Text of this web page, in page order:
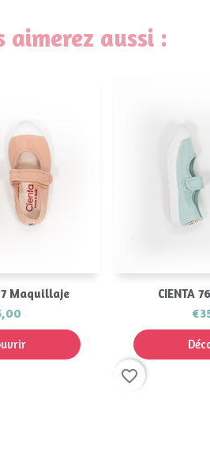
aimerez aussi :
rapide
Maquillaje

CIENTA
favorite_border